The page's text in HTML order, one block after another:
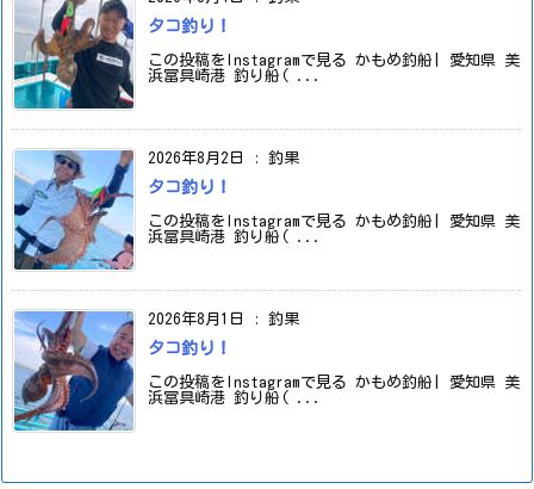
タコ釣り！
この投稿をInstagramで見る かもめ釣船| 愛知県 美
浜冨具崎港 釣り船( ...
2026年8月2日 : 釣果
タコ釣り！
この投稿をInstagramで見る かもめ釣船| 愛知県 美
浜冨具崎港 釣り船( ...
2026年8月1日 : 釣果
タコ釣り！
この投稿をInstagramで見る かもめ釣船| 愛知県 美
浜冨具崎港 釣り船( ...